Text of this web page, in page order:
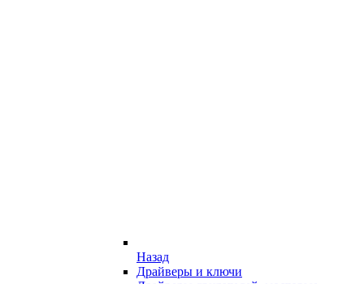
Назад
Драйверы и ключи